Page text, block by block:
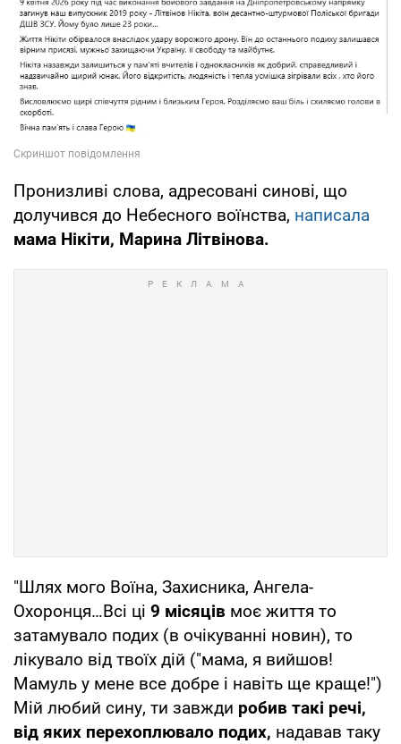
Пронизливі слова, адресовані синові, що
долучився до Небесного воїнства, написала
мама Нікіти, Марина Літвінова.
"Шлях мого Воїна, Захисника, Ангела-
Охоронця…Всі ці 9 місяців моє життя то
затамувало подих (в очікуванні новин), то
лікувало від твоїх дій ("мама, я вийшов!
Мамуль у мене все добре і навіть ще краще!")
Мій любий сину, ти завжди робив такі речі,
від яких перехоплювало подих, надавав таку